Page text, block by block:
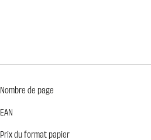
Nombre de page
EAN
Prix du format papier